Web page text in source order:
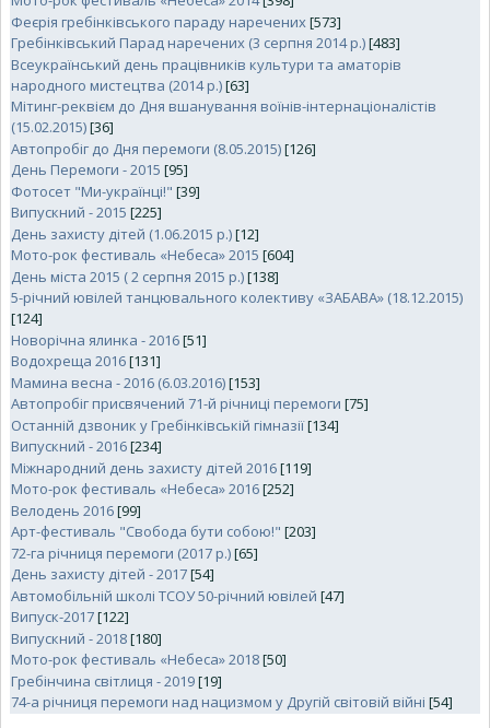
Феєрія гребінківського параду наречених[573]
Гребінківський Парад наречених (3 серпня 2014 р.)[483]
Всеукраїнський день працівників культури та аматорів
народного мистецтва (2014 р.)[63]
Мітинг-реквієм до Дня вшанування воїнів-інтернаціоналістів
(15.02.2015)[36]
Автопробіг до Дня перемоги (8.05.2015)[126]
День Перемоги - 2015 [95]
Фотосет "Ми-українці!" [39]
Випускний - 2015 [225]
День захисту дітей (1.06.2015 р.)[12]
Мото-рок фестиваль «Небеса» 2015 [604]
День міста 2015 ( 2 серпня 2015 р.)[138]
5-річний ювілей танцювального колективу «ЗАБАВА» (18.12.2015)
[124]
Новорічна ялинка - 2016[51]
Водохреща 2016[131]
Мамина весна - 2016 (6.03.2016)[153]
Автопробіг присвячений 71-й річниці перемоги [75]
Останній дзвоник у Гребінківській гімназії[134]
Випускний - 2016[234]
Міжнародний день захисту дітей 2016[119]
Мото-рок фестиваль «Небеса» 2016[252]
Велодень 2016[99]
Арт-фестиваль "Свобода бути собою!" [203]
72-га річниця перемоги (2017 р.)[65]
День захисту дітей - 2017[54]
Автомобільній школі ТСОУ 50-річний ювілей [47]
Випуск-2017[122]
Випускний - 2018[180]
Мото-рок фестиваль «Небеса» 2018[50]
Гребінчина світлиця - 2019[19]
74-а річниця перемоги над нацизмом у Другій світовій війні [54]